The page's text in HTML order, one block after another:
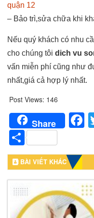
quận 12
– Bảo trì,sửa chữa khi
Nếu quý khách có nhu
cho chúng tôi dich vu
vấn miễn phí cũng như
nhất,giá cả hợp lý nhất.
Post Views: 146
Share
Share
BÀI VIẾT KHÁC